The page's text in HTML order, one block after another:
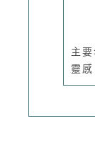
主
靈感